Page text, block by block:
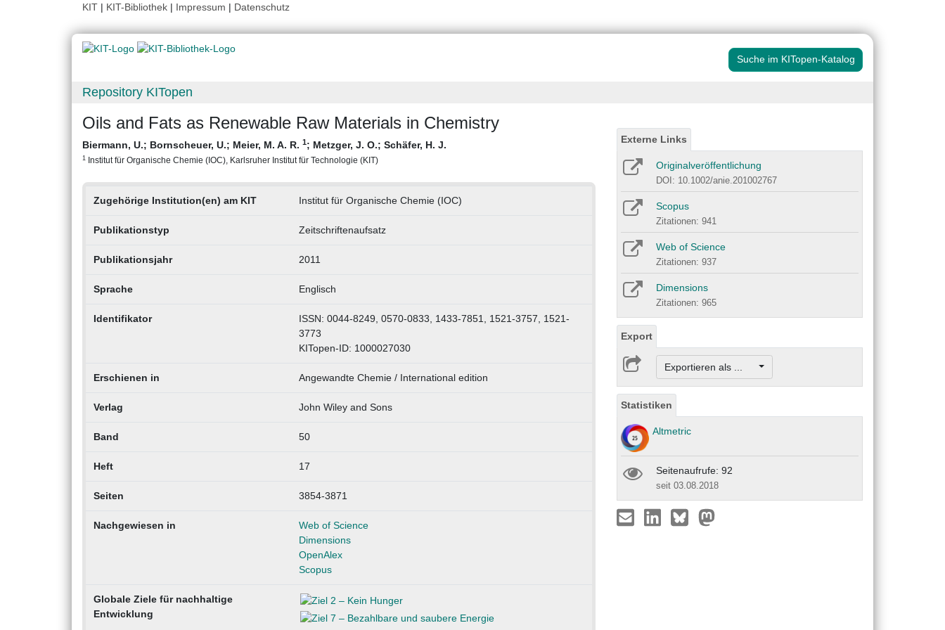
KIT | KIT-Bibliothek | Impressum | Datenschutz
Suche im KITopen-Katalog
Repository KITopen
Oils and Fats as Renewable Raw Materials in Chemistry
Biermann, U.; Bornscheuer, U.; Meier, M. A. R. 1; Metzger, J. O.; Schäfer, H. J.
1 Institut für Organische Chemie (IOC), Karlsruher Institut für Technologie (KIT)
Zugehörige Institution(en) am KIT Institut für Organische Chemie (IOC)
Publikationstyp Zeitschriftenaufsatz
Publikationsjahr 2011
Sprache Englisch
Identifikator
ISSN: 0044-8249, 0570-0833, 1433-7851, 1521-3757, 1521-
3773
KITopen-ID: 1000027030
Erschienen in Angewandte Chemie / International edition
Verlag John Wiley and Sons
Band 50
Heft 17
Seiten 3854-3871
Nachgewiesen in
Web of Science
Dimensions
OpenAlex
Scopus
Globale Ziele für nachhaltige
Entwicklung
Externe Links
Originalveröffentlichung
DOI: 10.1002/anie.201002767
Scopus
Zitationen: 941
Web of Science
Zitationen: 937
Dimensions
Zitationen: 965
Export
Exportieren als ...
Statistiken
Altmetric
Seitenaufrufe: 92
seit 03.08.2018